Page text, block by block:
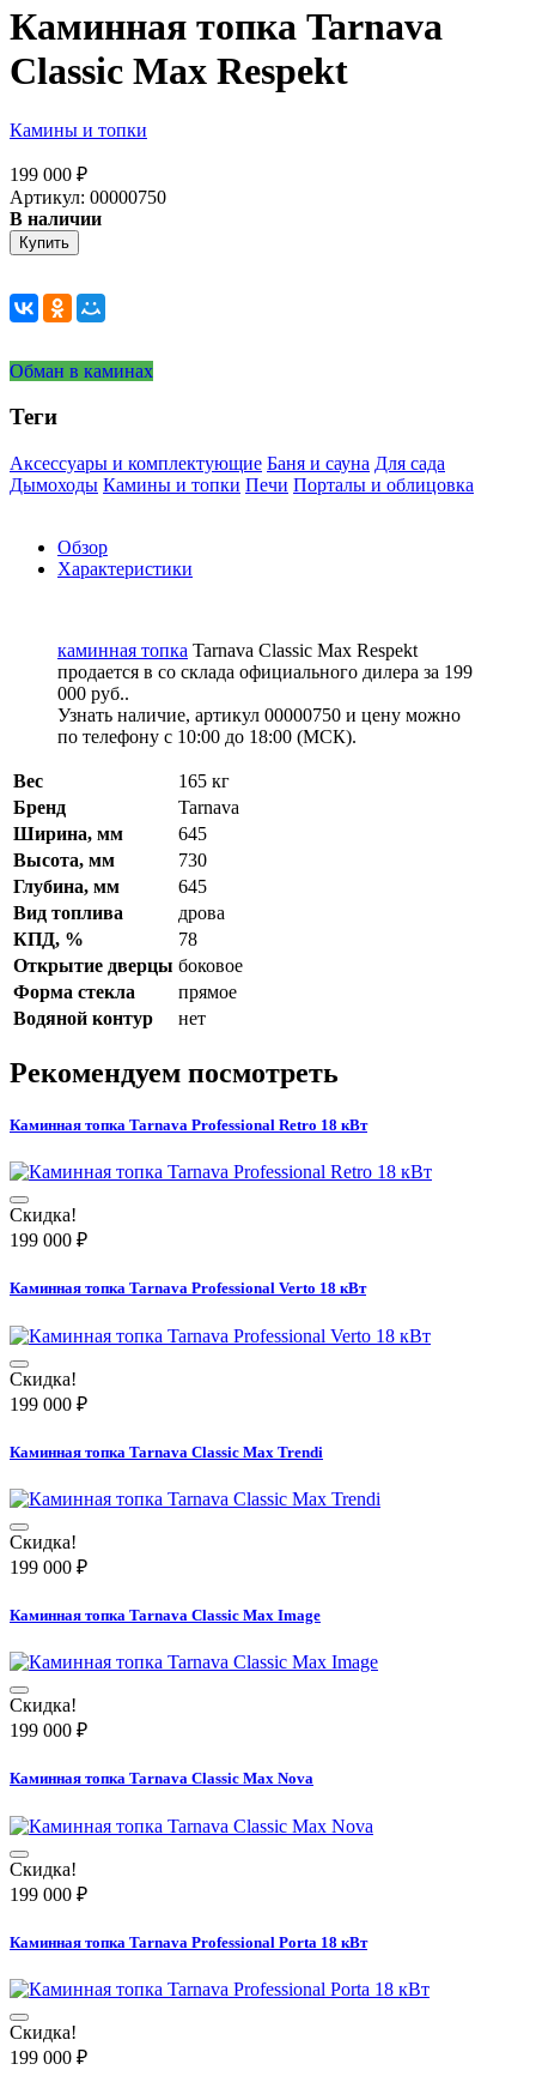
Каминная топка Tarnava
Classic Max Respekt
Камины и топки
199 000 ₽
Артикул: 00000750
В наличии
Купить
Обман в каминах
Теги
Аксессуары и комплектующие Баня и сауна Для сада
Дымоходы Камины и топки Печи Порталы и облицовка
Обзор
Характеристики
каминная топка Tarnava Classic Max Respekt
продается в со склада официального дилера за 199
000 руб..
Узнать наличие, артикул 00000750 и цену можно
по телефону с 10:00 до 18:00 (МСК).
Вес
165 кг
Бренд
Tarnava
Ширина, мм
645
Высота, мм
730
Глубина, мм
645
Вид топлива
дрова
КПД, %
78
Открытие дверцы боковое
Форма стекла
прямое
Водяной контур
нет
Рекомендуем посмотреть
Каминная топка Tarnava Professional Retro 18 кВт
Скидка!
199 000 ₽
Каминная топка Tarnava Professional Verto 18 кВт
Скидка!
199 000 ₽
Каминная топка Tarnava Classic Max Trendi
Скидка!
199 000 ₽
Каминная топка Tarnava Classic Max Image
Скидка!
199 000 ₽
Каминная топка Tarnava Classic Max Nova
Скидка!
199 000 ₽
Каминная топка Tarnava Professional Porta 18 кВт
Скидка!
199 000 ₽